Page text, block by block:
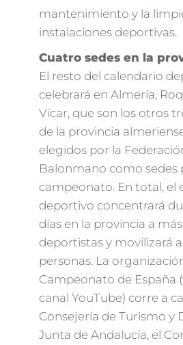
mantenimiento y la
instalaciones deportivas.
Cuatro sedes en la
El resto del calendario
celebrará en Almería,
Vícar, que son los otros
de la provincia
elegidos por la
Balonmano como sedes
campeonato. En total, el
deportivo concentrará
días en la provincia a
deportistas y movilizará
personas. La
Campeonato de España
canal YouTube) corre a
Consejería de Turismo y
Junta de Andalucía, el